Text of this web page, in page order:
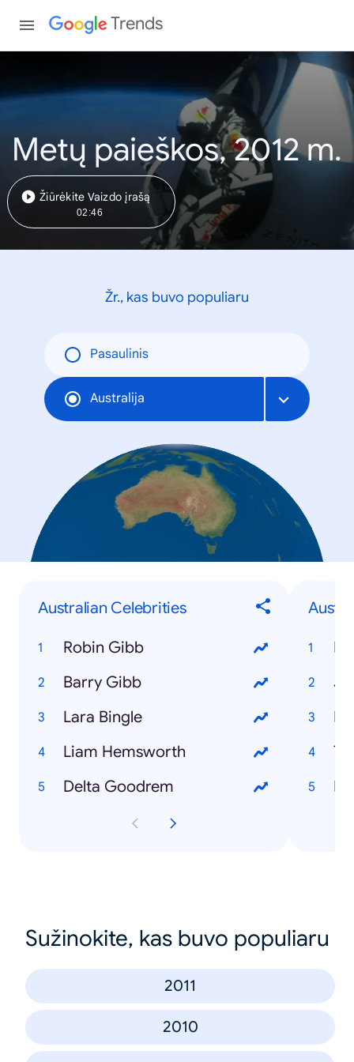
Trends
Metų paieškos, 2012 m.
Žiūrėkite Vaizdo įrašą
02:46
Žr., kas buvo populiaru
Pasaulinis
Australija
Australian Celebrities
Robin Gibb
Barry Gibb
Lara Bingle
Liam Hemsworth
Delta Goodrem
Sužinokite, kas buvo populiaru
2011
2010